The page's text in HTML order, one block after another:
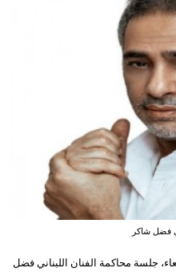
فضل شاكر
جلسة محاكمة الفنان اللبناني فضل